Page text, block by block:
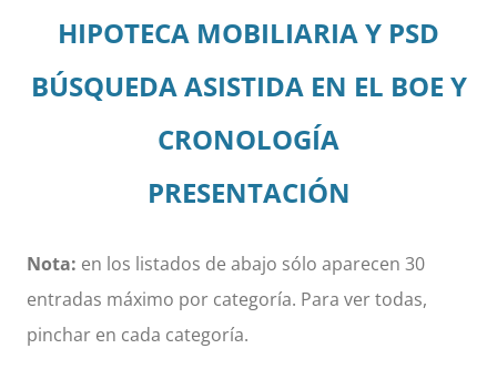
HIPOTECA MOBILIARIA Y PSD
BÚSQUEDA ASISTIDA EN EL BOE Y
CRONOLOGÍA
PRESENTACIÓN
Nota: en los listados de abajo sólo aparecen 30
entradas máximo por categoría. Para ver todas,
pinchar en cada categoría.